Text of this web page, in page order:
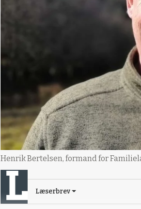
Henrik Bertelsen, formand for
Læserbrev